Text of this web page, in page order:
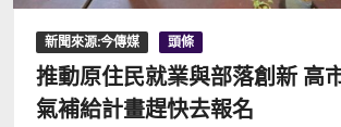
新聞來源:今傳媒 頭條
推動原住民就業與部落創新 高
氣補給計畫趕快去報名